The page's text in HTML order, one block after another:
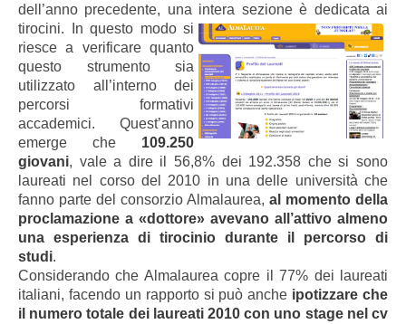
dell’anno precedente, una intera sezione è dedicata ai
tirocini.
In questo modo si
riesce a verificare quanto
questo strumento sia
utilizzato all’interno dei
percorsi formativi
accademici. Quest’anno
emerge che 109.250
giovani, vale a dire il 56,8% dei 192.358 che si sono
laureati nel corso del 2010 in una delle università che
fanno parte del consorzio Almalaurea, al momento della
proclamazione a «dottore» avevano all’attivo almeno
una esperienza di tirocinio durante il percorso di
studi.
Considerando che Almalaurea copre il 77% dei laureati
italiani, facendo un rapporto si può anche ipotizzare che
il numero totale dei laureati 2010 con uno stage nel cv